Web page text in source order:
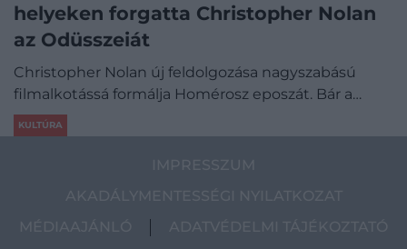
helyeken forgatta Christopher Nolan
az Odüsszeiát
Christopher Nolan új feldolgozása nagyszabású
filmalkotássá formálja Homérosz eposzát. Bár a…
KULTÚRA